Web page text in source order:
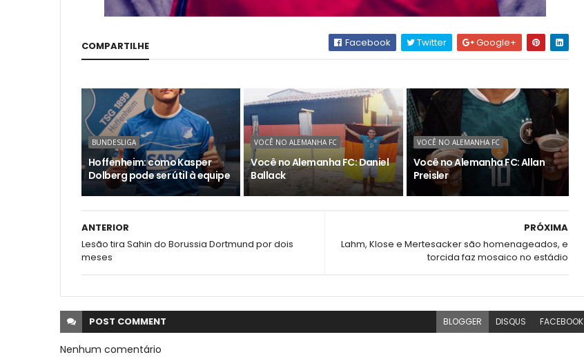
COMPARTILHE Facebook Twitter Google+
BUNDESLIGA
Hoffenheim: como Kasper
Dolberg pode ser útil à equipe
VOCÊ NO ALEMANHA FC
Você no Alemanha FC: Daniel
Ballack
VOCÊ NO ALEMANHA FC
Você no Alemanha FC: Allan
Preisler
PRÓXIMA
Lahm, Klose e Mertesacker são homenageados, e
torcida faz mosaico no estádio
ANTERIOR
Lesão tira Sahin do Borussia Dortmund por dois
meses
POST COMMENT BLOGGER DISQUS FACEBOOK
Nenhum comentário